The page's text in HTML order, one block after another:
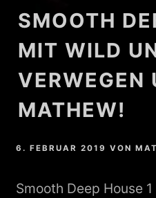
SMOOTH
MIT WILD
VERWEGEN
MATHEW!
6. FEBRUAR 2019 VON
Smooth Deep House